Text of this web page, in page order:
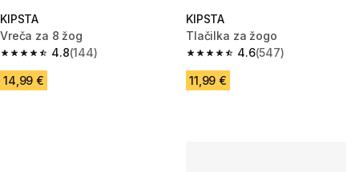
KIPSTA
Vreča za 8 žog
4.8
4.8 od 5 zvezdic from 144 ocene
(144)
14,99 €
KIPSTA
Tlačilka za žogo
4.6
4.6 od 5 zvezdic from 547
(547)
11,99 €